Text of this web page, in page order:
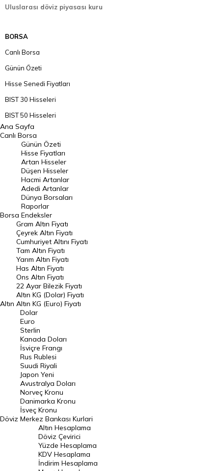
Uluslarası döviz piyasası kuru
BORSA
Canlı Borsa
Günün Özeti
Hisse Senedi Fiyatları
BIST 30 Hisseleri
BIST 50 Hisseleri
BIST 100 Hisseleri
En Çok Artan Hisseler
En Çok Düşen Hisseler
Hacmi Artanlar
Geçmiş Kapanışlar
Dünya Borsaları
Raporlar
Endeksler
DÖVİZ
Döviz Kuru
Dolar Kuru
Euro Kuru
Pound Kuru
Frank Kuru
Riyal Kuru
Avustralya Doları
Danimarka Kronu Kuru
Kanada Doları Kuru
Norveç Kronu Kuru
İsveç Kronu Kuru
Japon Yeni Kuru
Serbest Piyasa Döviz Kurları
Ana Sayfa
Canlı Borsa
Borsa
Günün Özeti
Hisse Fiyatları
Artan Hisseler
Düşen Hisseler
Hacmi Artanlar
Adedi Artanlar
Dünya Borsaları
Raporlar
Endeksler
Altın
Gram Altın Fiyatı
Çeyrek Altın Fiyatı
Cumhuriyet Altını Fiyatı
Tam Altın Fiyatı
Yarım Altın Fiyatı
Has Altın Fiyatı
Ons Altın Fiyatı
22 Ayar Bilezik Fiyatı
Altın KG (Dolar) Fiyatı
Altın KG (Euro) Fiyatı
Döviz
Dolar
Euro
Sterlin
Kanada Doları
İsviçre Frangı
Rus Rublesi
Suudi Riyali
Japon Yeni
Avustralya Doları
Norveç Kronu
Danimarka Kronu
İsveç Kronu
Merkez Bankası Kurlari
Altın Hesaplama
Döviz Çevirici
Yüzde Hesaplama
KDV Hesaplama
İndirim Hesaplama